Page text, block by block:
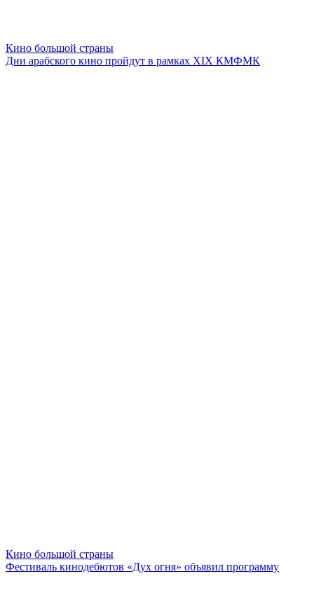
Кино большой страны
Дни арабского кино пройдут в рамках XIX КМФМК
Кино большой страны
Фестиваль кинодебютов «Дух огня» объявил программу